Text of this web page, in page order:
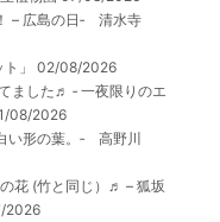
– 広島の日‐ 清水寺
」
02/08/2026
ました♬ ‐ 一夜限りのエ
08/2026
い形の葉。‐ 高野川
花 (竹と同じ）♬ – 狐坂
2026